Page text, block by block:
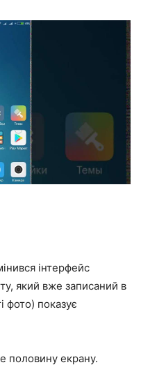
інтерфейс
який вже записаний в
фото) показує
половину екрану.